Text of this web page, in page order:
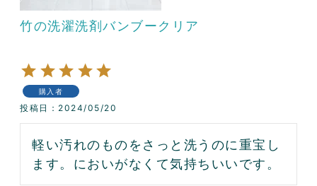
竹の洗濯洗剤バンブークリア
購入者
投稿日 2024/05/20
軽い汚れのものをさっと洗うのに重宝し
ます。においがなくて気持ちいいです。